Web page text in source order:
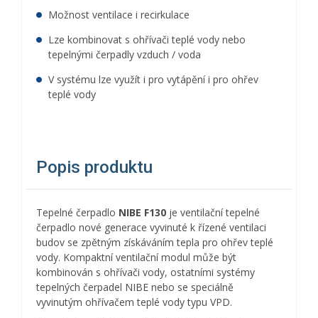
Možnost ventilace i recirkulace
Lze kombinovat s ohřívači teplé vody nebo
tepelnými čerpadly vzduch / voda
V systému lze využít i pro vytápění i pro ohřev
teplé vody
Popis produktu
Tepelné čerpadlo NIBE F130 je ventilační tepelné
čerpadlo nové generace vyvinuté k řízené ventilaci
budov se zpětným získáváním tepla pro ohřev teplé
vody. Kompaktní ventilační modul může být
kombinován s ohřívači vody, ostatními systémy
tepelných čerpadel NIBE nebo se speciálně
vyvinutým ohřívačem teplé vody typu VPD.